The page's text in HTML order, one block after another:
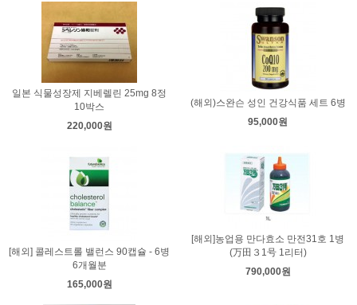
일본 식물성장제 지베렐린 25mg 8정
10박스
220,000원
(해외)스완슨 성인 건강식품 세트 6병
95,000원
[해외] 콜레스트롤 밸런스 90캡슐 - 6병
6개월분
165,000원
[해외]농업용 만다효소 만전31호 1병
(万田３1号 1리터)
790,000원